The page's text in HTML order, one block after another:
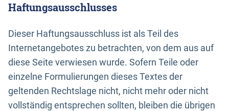
Haftungsausschlusses
Dieser Haftungsausschluss ist als Teil des
Internetangebotes zu betrachten, von dem aus auf
diese Seite verwiesen wurde. Sofern Teile oder
einzelne Formulierungen dieses Textes der
geltenden Rechtslage nicht, nicht mehr oder nicht
vollständig entsprechen sollten, bleiben die übrigen